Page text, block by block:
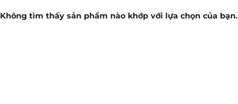
Không tìm thấy sản phẩm nào khớp với lựa chọn của bạn.